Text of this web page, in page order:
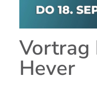
Vortrag
Hever